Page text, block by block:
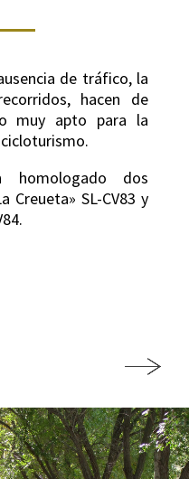
de tráfico, la
hacen de
muy apto para la
homologado dos
Creueta» SL-CV83 y